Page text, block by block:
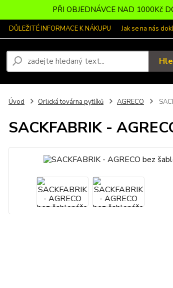
PŘI OBJEDNÁVCE NAD 1000Kč
DŮLEŽITÉ INFORMACE K NÁKUPU Jak se na nás
Úvod Orlická továrna pytlíků AGRECO
SACKFABRIK -